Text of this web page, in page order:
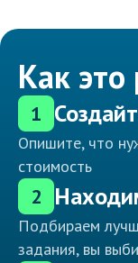
Как это
1
Опишите, что
стоимость
2
Подбираем
задания, вы